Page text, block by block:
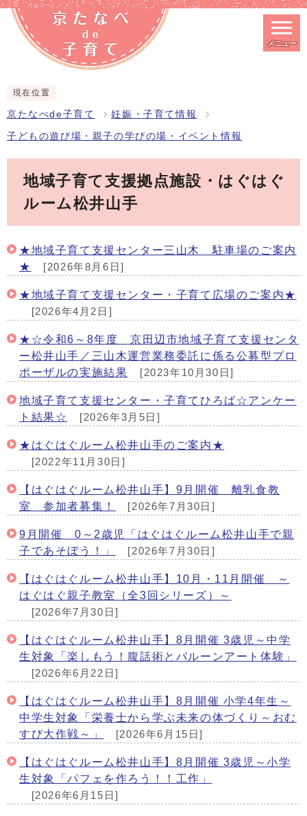
スマートフォン表示用の情報をスキップ
メニュー
現在位置
京たなべde子育て 妊娠・子育て情報
子どもの遊び場・親子の学びの場・イベント情報
地域子育て支援拠点施設・はぐはぐ
ルーム松井山手
★地域子育て支援センター三山木 駐車場のご案内
★
[2026年8月6日]
★地域子育て支援センター・子育て広場のご案内★
[2026年4月2日]
★☆令和6～8年度 京田辺市地域子育て支援センタ
ー松井山手／三山木運営業務委託に係る公募型プロ
ポーザルの実施結果
[2023年10月30日]
地域子育て支援センター・子育てひろば☆アンケー
ト結果☆
[2026年3月5日]
★はぐはぐルーム松井山手のご案内★
[2022年11月30日]
【はぐはぐルーム松井山手】9月開催 離乳食教
室 参加者募集！
[2026年7月30日]
9月開催 0～2歳児「はぐはぐルーム松井山手で親
子であそぼう！」
[2026年7月30日]
【はぐはぐルーム松井山手】10月・11月開催 ～
はぐはぐ親子教室（全3回シリーズ）～
[2026年7月30日]
【はぐはぐルーム松井山手】8月開催 3歳児～中学
生対象「楽しもう！腹話術とバルーンアート体験」
[2026年6月22日]
【はぐはぐルーム松井山手】8月開催 小学4年生～
中学生対象「栄養士から学ぶ未来の体づくり～おむ
すび大作戦～」
[2026年6月15日]
【はぐはぐルーム松井山手】8月開催 3歳児～小学
生対象「パフェを作ろう！！工作」
[2026年6月15日]